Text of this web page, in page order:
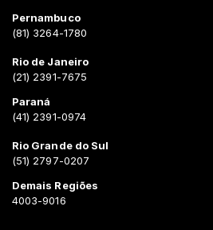
Pernambuco
(81) 3264-1780
Rio de Janeiro
(21) 2391-7675
Paraná
(41) 2391-0974
Rio Grande do Sul
(51) 2797-0207
Demais Regiões
4003-9016